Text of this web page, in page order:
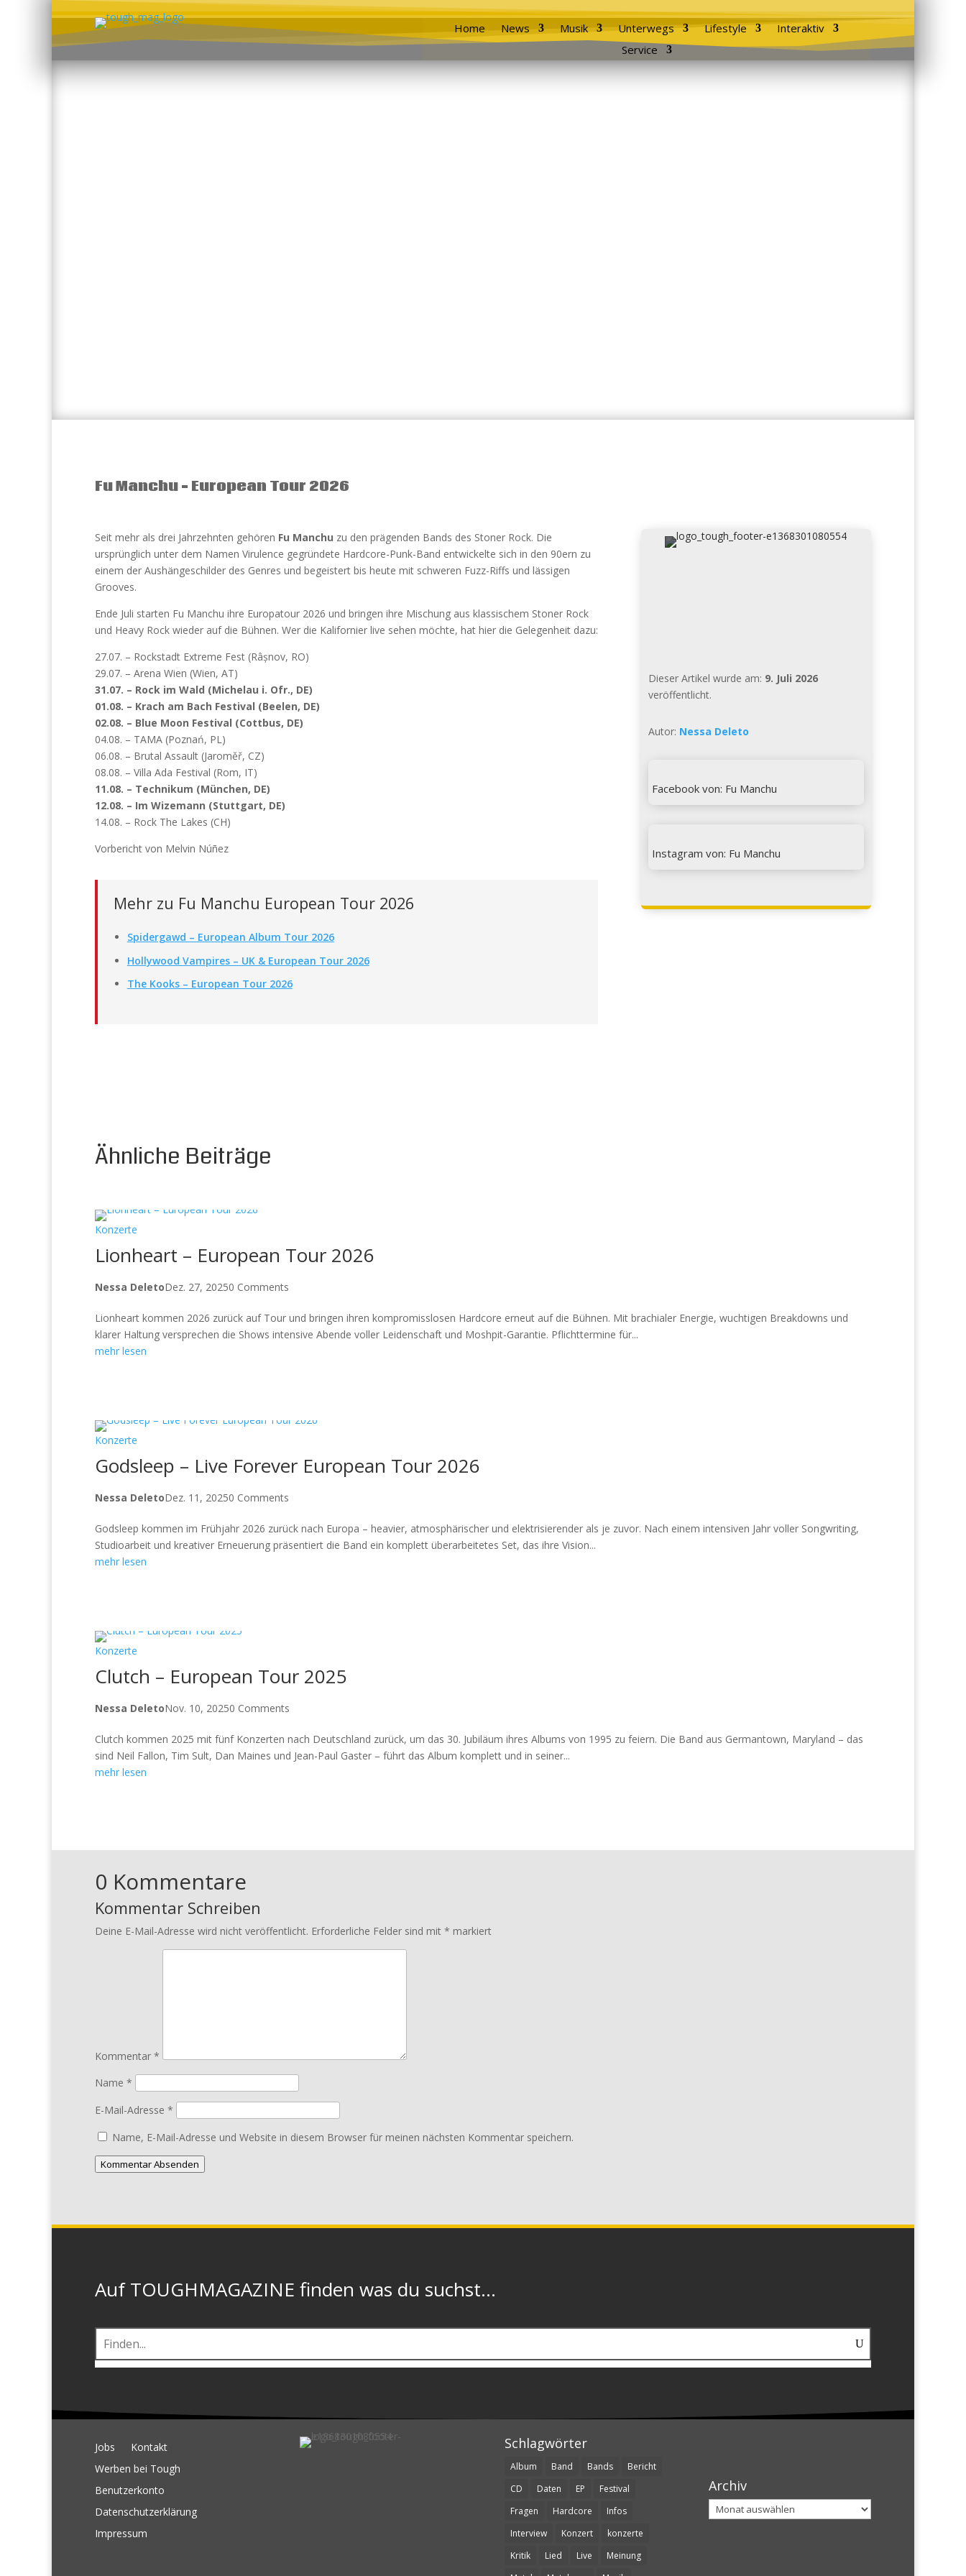
Home News Musik Unterwegs Lifestyle
Interaktiv
Service
Fu Manchu – European Tour 2026
Seit mehr als drei Jahrzehnten gehören Fu Manchu zu den prägenden Bands des Stoner Rock. Die
ursprünglich unter dem Namen Virulence gegründete Hardcore-Punk-Band entwickelte sich in den 90ern zu
einem der Aushängeschilder des Genres und begeistert bis heute mit schweren Fuzz-Riffs und lässigen
Grooves.
Ende Juli starten Fu Manchu ihre Europatour 2026 und bringen ihre Mischung aus klassischem Stoner Rock
und Heavy Rock wieder auf die Bühnen. Wer die Kalifornier live sehen möchte, hat hier die Gelegenheit dazu:
27.07. – Rockstadt Extreme Fest (Râșnov, RO)
29.07. – Arena Wien (Wien, AT)
31.07. – Rock im Wald (Michelau i. Ofr., DE)
01.08. – Krach am Bach Festival (Beelen, DE)
02.08. – Blue Moon Festival (Cottbus, DE)
04.08. – TAMA (Poznań, PL)
06.08. – Brutal Assault (Jaroměř, CZ)
08.08. – Villa Ada Festival (Rom, IT)
11.08. – Technikum (München, DE)
12.08. – Im Wizemann (Stuttgart, DE)
14.08. – Rock The Lakes (CH)
Vorbericht von Melvin Núñez
Mehr zu Fu Manchu European Tour 2026
Spidergawd – European Album Tour 2026
Hollywood Vampires – UK & European Tour 2026
The Kooks – European Tour 2026
Dieser Artikel wurde am: 9. Juli 2026
veröffentlicht.
Autor: Nessa Deleto
Facebook von: Fu Manchu
Instagram von: Fu Manchu
Ähnliche Beiträge
Konzerte
Lionheart – European Tour 2026
Nessa DeletoDez. 27, 20250 Comments
Lionheart kommen 2026 zurück auf Tour und bringen ihren kompromisslosen Hardcore erneut auf die Bühnen. Mit brachialer Energie, wuchtigen Breakdowns und
klarer Haltung versprechen die Shows intensive Abende voller Leidenschaft und Moshpit-Garantie. Pflichttermine für...
mehr lesen
Konzerte
Godsleep – Live Forever European Tour 2026
Nessa DeletoDez. 11, 20250 Comments
Godsleep kommen im Frühjahr 2026 zurück nach Europa – heavier, atmosphärischer und elektrisierender als je zuvor. Nach einem intensiven Jahr voller Songwriting,
Studioarbeit und kreativer Erneuerung präsentiert die Band ein komplett überarbeitetes Set, das ihre Vision...
mehr lesen
Konzerte
Clutch – European Tour 2025
Nessa DeletoNov. 10, 20250 Comments
Clutch kommen 2025 mit fünf Konzerten nach Deutschland zurück, um das 30. Jubiläum ihres Albums von 1995 zu feiern. Die Band aus Germantown, Maryland – das
sind Neil Fallon, Tim Sult, Dan Maines und Jean-Paul Gaster – führt das Album komplett und in seiner...
mehr lesen
0 Kommentare
Kommentar Schreiben
Deine E-Mail-Adresse wird nicht veröffentlicht. Erforderliche Felder sind mit * markiert
Kommentar *
Name *
E-Mail-Adresse *
Name, E-Mail-Adresse und Website in diesem Browser für meinen nächsten Kommentar speichern.
Kommentar Absenden
Auf TOUGHMAGAZINE finden was du suchst...
Jobs
Kontakt
Werben bei Tough
Benutzerkonto
Datenschutzerklärung
Impressum
Schlagwörter
Album Band Bands
Bericht
CD
Daten EP
Festival
Fragen
Hardcore
Infos
Interview
Konzert
konzerte
Kritik
Lied Live
Meinung
Archiv
Archiv